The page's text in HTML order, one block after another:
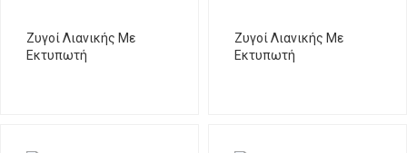
Ζυγοί Λιανικής Με
Εκτυπωτή
Ζυγοί Λιανικής Με
Εκτυπωτή